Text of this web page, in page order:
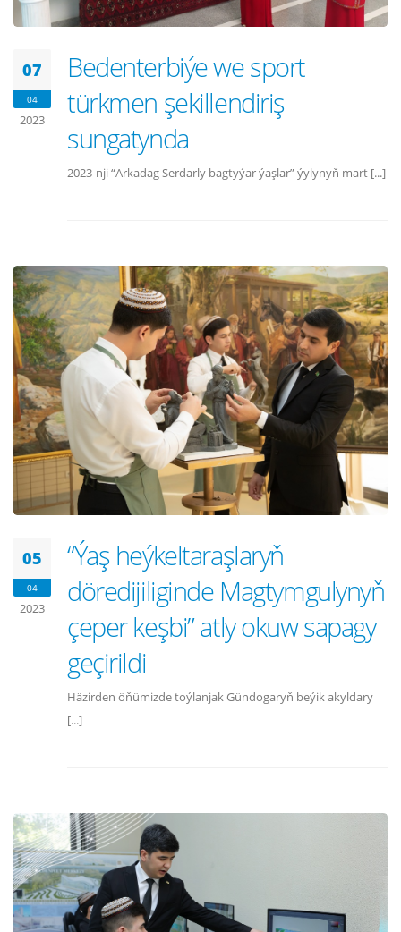
07
04
2023
Bedenterbiýe we sport
türkmen şekillendiriş
sungatynda
2023-nji “Arkadag Serdarly bagtyýar ýaşlar” ýylynyň mart [...]
05
04
2023
“Ýaş heýkeltaraşlaryň
döredijiliginde Magtymgulynyň
çeper keşbi” atly okuw sapagy
geçirildi
Häzirden öňümizde toýlanjak Gündogaryň beýik akyldary
[...]